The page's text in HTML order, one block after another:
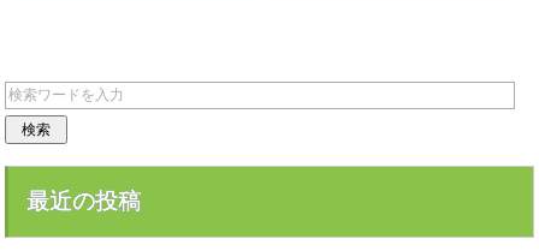
最近の投稿